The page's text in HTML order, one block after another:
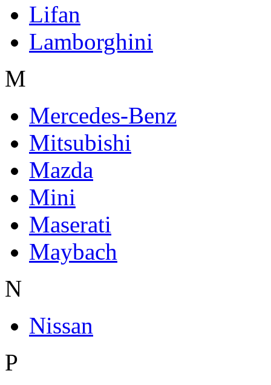
Lifan
Lamborghini
M
Mercedes-Benz
Mitsubishi
Mazda
Mini
Maserati
Maybach
N
Nissan
P